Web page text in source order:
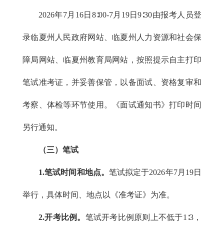
2026年7月16日8∶00-7月19日9∶30由报考人员登
录临夏州人民政府网站、临夏州人力资源和社会保
障局网站、临夏州教育局网站，按照提示自主打印
笔试准考证，并妥善保管，以备面试、资格复审和
考察、体检等环节使用。《面试通知书》打印时间
另行通知。
（三）笔试
1.笔试时间和地点。 笔试拟定于2026年7月19日
举行，具体时间、地点以《准考证》为准。
2.开考比例。 笔试开考比例原则上不低于1∶3，